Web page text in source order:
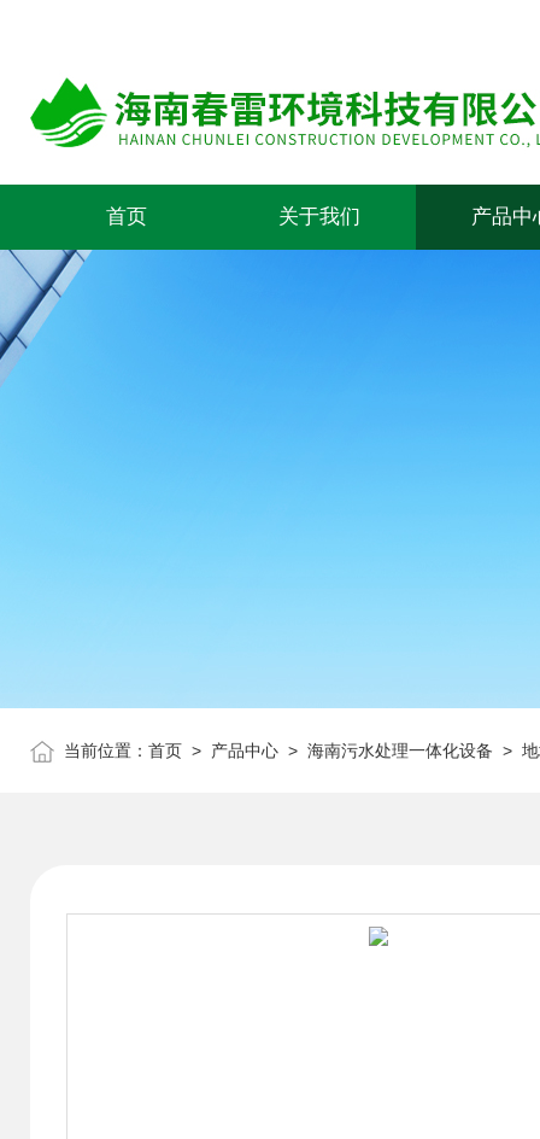
首页 关于我们 产品中
当前位置： 首页 > 产品中心 > 海南污水处理一体化设备 >